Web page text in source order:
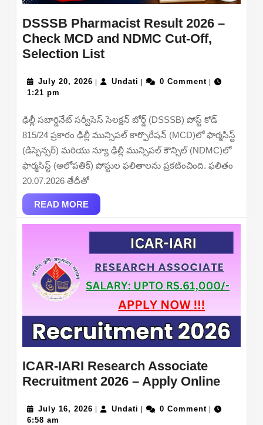
DSSSB Pharmacist Result 2026 –
Check MCD and NDMC Cut-Off,
Selection ListDSSSB
Result
–
Check
MCD
and
NDMC
Selection
List
July 20, 2026 July
| Undati Undati
| 0 Comment |
1:21 pm
ఢిల్లీ సబార్డినేట్ సర్వీసెస్ సెలక్షన్ బోర్డ్ (DSSSB) పోస్ట్ కోడ్
815/24 ప్రకారం ఢిల్లీ మున్సిపల్ కార్పొరేషన్ (MCD)లో ఫార్మసిస్ట్
(డిస్పెన్సర్) మరియు న్యూ ఢిల్లీ మున్సిపల్ కౌన్సిల్ (NDMC)లో
ఫార్మసిస్ట్ (అలోపతిక్) పోస్టుల ఫలితాలను ప్రకటించింది. ఫలితం
20.07.2026 తేదీతో
READ MOREREAD
MORE
ICAR-IARI Research Associate
Recruitment 2026 – Apply OnlineICAR-
July 16, 2026 July
| Undati Undati
| 0 Comment |
6:58 am